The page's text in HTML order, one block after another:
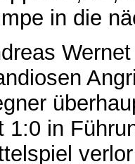
in die
1:0 in